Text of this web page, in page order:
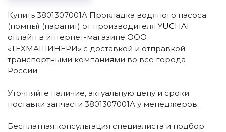
Купить 3801307001A Прокладка водяного насоса
(помпы) (паранит) от производителя YUCHAI
онлайн в интернет-магазине ООО
«ТЕХМАШИНЕРИ» с доставкой и отправкой
транспортными компаниями во все города
России.
Уточняйте наличие, актуальную цену и сроки
поставки запчасти 3801307001A у менеджеров.
Бесплатная консультация специалиста и подбор